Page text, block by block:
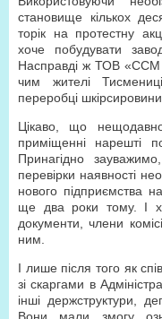
становище кількох
торік на протестну
хоче побудувати
Насправді ж ТОВ «ССМ
чим жителі
переробці
Цікаво, що
приміщенні нарешті
Принагідно
перевірки наявності
нового підприємства
ще два роки тому. І
документи, члени
ним.
І лише після того як
зі скаргами в
інші держструктури,